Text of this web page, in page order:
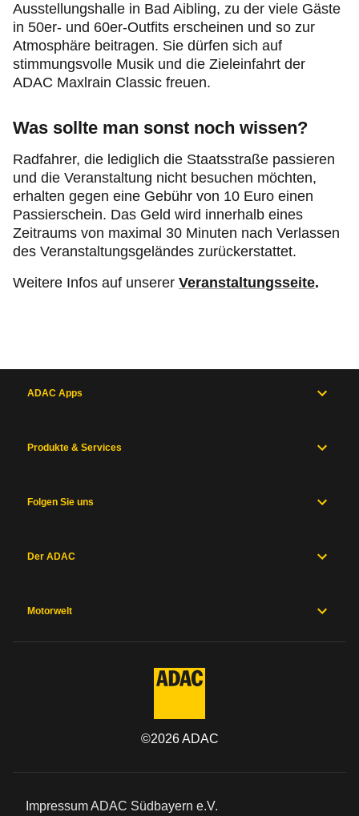
Ausstellungshalle in Bad Aibling, zu der viele Gäste
in 50er- und 60er-Outfits erscheinen und so zur
Atmosphäre beitragen. Sie dürfen sich auf
stimmungsvolle Musik und die Zieleinfahrt der
ADAC Maxlrain Classic freuen.
Was sollte man sonst noch wissen?
Radfahrer, die lediglich die Staatsstraße passieren
und die Veranstaltung nicht besuchen möchten,
erhalten gegen eine Gebühr von 10 Euro einen
Passierschein. Das Geld wird innerhalb eines
Zeitraums von maximal 30 Minuten nach Verlassen
des Veranstaltungsgeländes zurückerstattet.
Weitere Infos auf unserer Veranstaltungsseite.
ADAC Apps
Produkte & Services
Folgen Sie uns
Der ADAC
Motorwelt
©2026ADAC
Impressum ADAC Südbayern e.V.